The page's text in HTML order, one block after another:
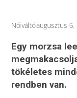
Nőiváltóaugusztus 6,
Egy morzsa
tökéletes
rendben van.